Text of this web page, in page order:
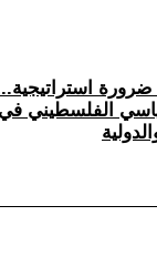
ضرورة
الفلسطيني